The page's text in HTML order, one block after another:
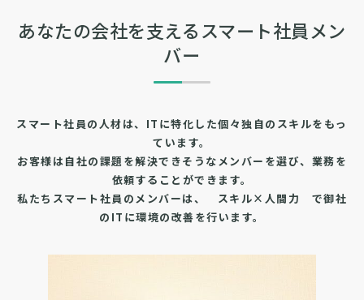
あなたの会社を支えるスマート社員メン
バー
スマート社員の人材は、ITに特化した個々独自のスキルをもっ
ています。
お客様は自社の課題を解決できそうなメンバーを選び、業務を
依頼することができます。
私たちスマート社員のメンバーは、 スキル×人間力 で御社
のITに環境の改善を行います。